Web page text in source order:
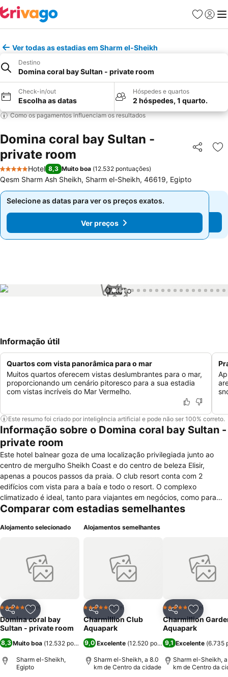
Favoritos
Iniciar
Ver todas as estadias em Sharm el-Sheikh
Destino
Domina coral bay Sultan - private room
Check-in/out
Escolha as datas
Hóspedes e quartos
2 hóspedes, 1 quarto.
Como os pagamentos influenciam os resultados
Domina coral bay Sultan -
private room
Partilhar
5 Estrelas
Hotel 8,3 Muito boa (12.532 pontuações)
Qesm Sharm Ash Sheikh, Sharm el-Sheikh, 46619, Egipto
Selecione as datas para ver os preços exatos.
Ver preços
Selecione as datas para ver os preços exatos.
Ver preços
1 / 45
Informação útil
Quartos com vista panorâmica para o mar
Muitos quartos oferecem vistas deslumbrantes para o mar,
proporcionando um cenário pitoresco para a sua estadia
com vistas incríveis do Mar Vermelho.
Este resumo foi criado por inteligência artificial e pode não ser 100% correto.
Informação sobre o Domina coral bay Sultan -
private room
Este hotel balnear goza de uma localização privilegiada junto ao
centro de mergulho Sheikh Coast e do centro de beleza Elisir,
apenas a poucos passos da praia. O club resort conta com 2
edifícios com vista para a baía e todo o resort. O complexo
climatizado é ideal, tanto para viajantes em negócios, como para
turistas e oferece uma recepção em serviço sob 24 h, um cofre, um
restaurante, bem como instalações para conferências e acesso à
parque infantil. O bazar, o centro comercial, o aluguer de
automóveis, a assistência médica e o sistema de transporte interno
no hotel estão igualmente à disposição. Mediante pedido poderá
Comparar com estadias semelhantes
Alojamento selecionado
PartilharAdicionar aos favoritos
5 EstrelasHotel
Domina coral bay
Sultan - private room
8,3 Muito boa (12.532 pontuações)
Sharm el-Sheikh,
Egipto
Alojamentos semelhantes
PartilharAdicionar aos favoritos
5 EstrelasHotel
Charmillion Club
Aquapark
9,0 Excelente (12.520 pontuações)
Sharm el-Sheikh, a 8.0
km de Centro da cidade
Partilhar
5 EstrelasHotel
Charmillion
Aquapark
9,1 Excelente (6.735
Sharm el-Sheikh, a
km de Centro da